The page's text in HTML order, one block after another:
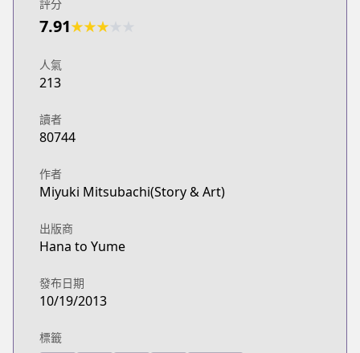
https://www.mangaupdates.com/
Book☆Walker
https://bookwalker.jp/series/21572/list
Official English
https://yenpress.com/9781975334352/cheeky-
評分
7.91★★★
人氣
213
讀者
80744
作者
Miyuki Mitsubachi(Story & Art)
出版商
Hana to Yume
發布日期
10/19/2013
標籤